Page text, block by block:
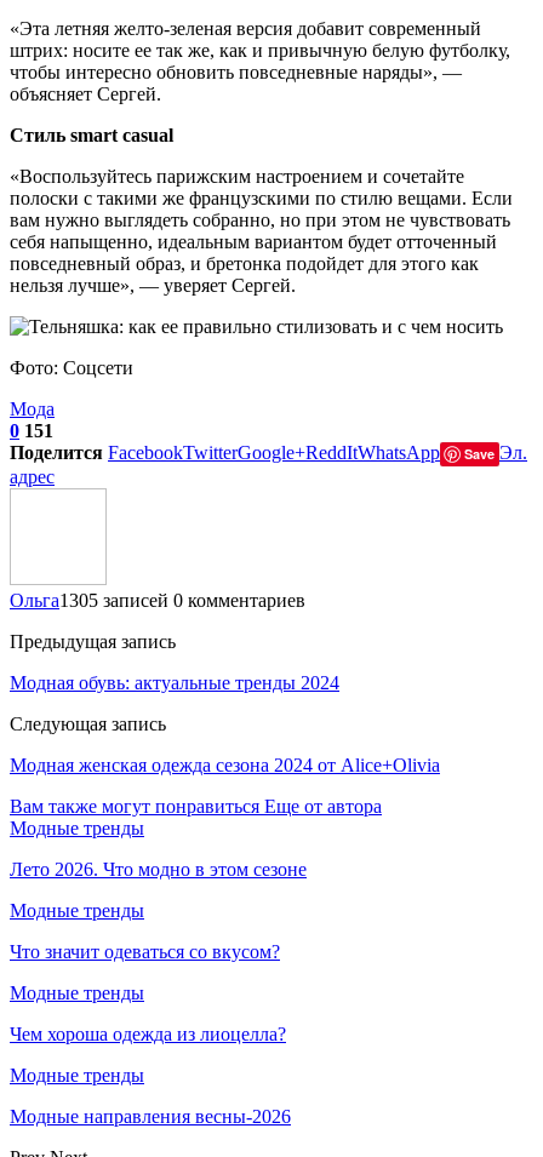
«Эта летняя желто-зеленая версия добавит современный
штрих: носите ее так же, как и привычную белую футболку,
чтобы интересно обновить повседневные наряды», —
объясняет Сергей.
Стиль smart casual
«Воспользуйтесь парижским настроением и сочетайте
полоски с такими же французскими по стилю вещами. Если
вам нужно выглядеть собранно, но при этом не чувствовать
себя напыщенно, идеальным вариантом будет отточенный
повседневный образ, и бретонка подойдет для этого как
нельзя лучше», — уверяет Сергей.
Фото: Соцсети
Мода
0 151
Поделится FacebookTwitterGoogle+ReddItWhatsApp Save Эл.
адрес
Ольга1305 записей 0 комментариев
Предыдущая запись
Модная обувь: актуальные тренды 2024
Следующая запись
Модная женская одежда сезона 2024 от Alice+Olivia
Вам также могут понравиться Еще от автора
Модные тренды
Лето 2026. Что модно в этом сезоне
Модные тренды
Что значит одеваться со вкусом?
Модные тренды
Чем хороша одежда из лиоцелла?
Модные тренды
Модные направления весны-2026